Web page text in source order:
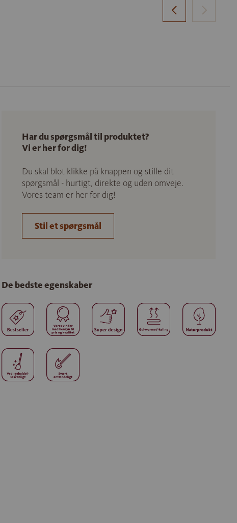
Har du spørgsmål til produktet?
Vi er her for dig!
Du skal blot klikke på knappen og stille dit
spørgsmål - hurtigt, direkte og uden omveje.
Vores team er her for dig!
Stil et spørgsmål
De bedste egenskaber